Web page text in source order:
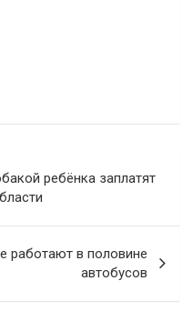
ребёнка заплатят
работают в половине
автобусов